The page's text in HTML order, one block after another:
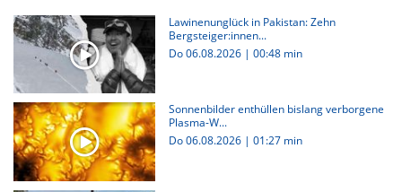
Lawinenunglück in Pakistan: Zehn
Bergsteiger:innen...
Do 06.08.2026 | 00:48 min
Sonnenbilder enthüllen bislang verborgene
Plasma-W...
Do 06.08.2026 | 01:27 min